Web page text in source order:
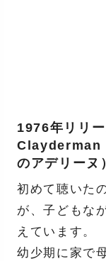
1976年リリ
Clayderman
のアデリーヌ
初めて聴いた
が、子どもな
えています。
幼少期に家で